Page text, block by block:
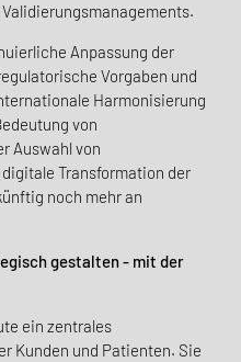
Anpassung der
Vorgaben und
Harmonisierung
von
Auswahl von
Transformation der
noch mehr an
gestalten - mit der
ein zentrales
Kunden und Patienten. Sie